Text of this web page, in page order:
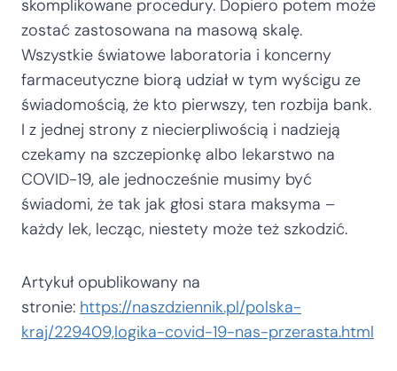
skomplikowane procedury. Dopiero potem może
zostać zastosowana na masową skalę.
Wszystkie światowe laboratoria i koncerny
farmaceutyczne biorą udział w tym wyścigu ze
świadomością, że kto pierwszy, ten rozbija bank.
I z jednej strony z niecierpliwością i nadzieją
czekamy na szczepionkę albo lekarstwo na
COVID-19, ale jednocześnie musimy być
świadomi, że tak jak głosi stara maksyma –
każdy lek, lecząc, niestety może też szkodzić.
Artykuł opublikowany na
stronie: https://naszdziennik.pl/polska-
kraj/229409,logika-covid-19-nas-przerasta.html